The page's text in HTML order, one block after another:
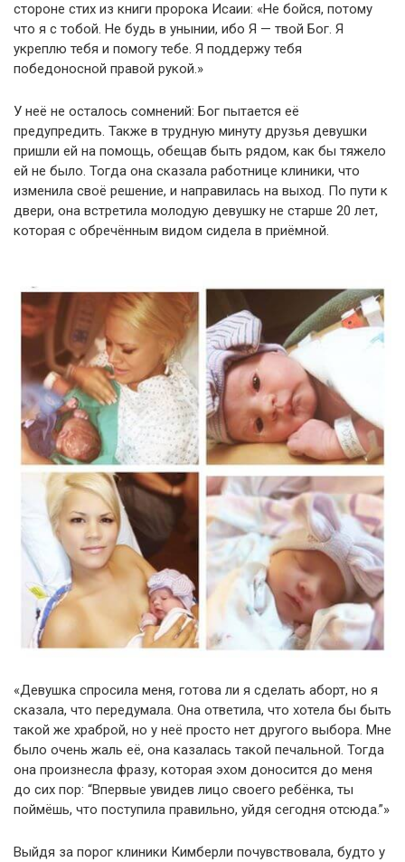
стороне стих из книги пророка Исаии: «Не бойся, потому
что я с тобой. Не будь в унынии, ибо Я — твой Бог. Я
укреплю тебя и помогу тебе. Я поддержу тебя
победоносной правой рукой.»
У неё не осталось сомнений: Бог пытается её
предупредить. Также в трудную минуту друзья девушки
пришли ей на помощь, обещав быть рядом, как бы тяжело
ей не было. Тогда она сказала работнице клиники, что
изменила своё решение, и направилась на выход. По пути к
двери, она встретила молодую девушку не старше 20 лет,
которая с обречённым видом сидела в приёмной.
«Девушка спросила меня, готова ли я сделать аборт, но я
сказала, что передумала. Она ответила, что хотела бы быть
такой же храброй, но у неё просто нет другого выбора. Мне
было очень жаль её, она казалась такой печальной. Тогда
она произнесла фразу, которая эхом доносится до меня
до сих пор: “Впервые увидев лицо своего ребёнка, ты
поймёшь, что поступила правильно, уйдя сегодня отсюда.”»
Выйдя за порог клиники Кимберли почувствовала, будто у